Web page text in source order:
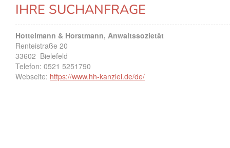
IHRE SUCHANFRAGE
Hottelmann & Horstmann, Anwaltssozietät
Renteistraße 20
33602 Bielefeld
Telefon: 0521 5251790
Webseite: https://www.hh-kanzlei.de/de/